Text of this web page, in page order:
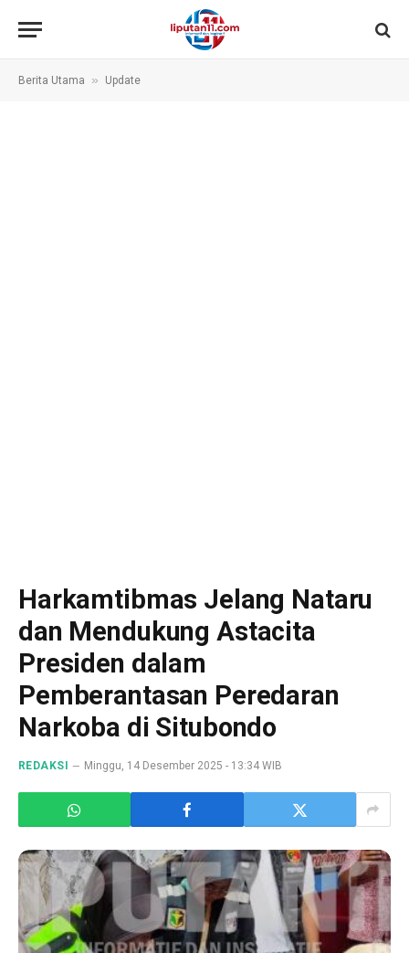
Berita Utama » Update
Harkamtibmas Jelang Nataru
dan Mendukung Astacita
Presiden dalam
Pemberantasan Peredaran
Narkoba di Situbondo
REDAKSI Minggu, 14 Desember 2025 - 13:34 WIB